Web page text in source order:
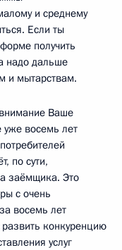
и среднему
Если ты
получить
надо дальше
и мытарствам.
Ваше
уже восемь лет
по сути,
заёмщика. Это
с очень
восемь лет
конкуренцию
услуг